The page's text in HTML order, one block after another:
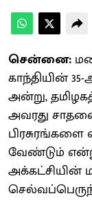
சென்னை:
காந்தியின்
அன்று,
அவரது
வேண்டும்
அக்கட்சியின்